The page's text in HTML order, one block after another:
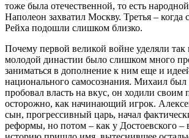
тоже была отечественной, то есть
Наполеон захватил Москву. Третья – когда
Рейха подошли слишком близко.
Почему первой великой войне уделяли
молодой династии было слишком много
заниматься в дополнение к ним еще и
национального самосознания. Михаил
пробовал власть на вкус, он ходили своим
осторожно, как начинающий игрок.
сын, прогрессивный царь, начал
реформы, но потом – как у Достоевского –